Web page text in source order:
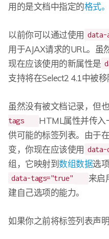
用的是文档中指定的格式
以前你可以通过使用
用于AJAX请求的URL。虽
现在应该使用的新属性是
支持将在Select2 4.1中被移
虽然没有被文档记录，但
tags
HTML属性并传入
供可能的标签列表。由于
变，你现在应该使用 data-
组，它映射到数组数据选
data-tags="true"
来启
建自己选项的能力。
如果你之前将标签列表声明